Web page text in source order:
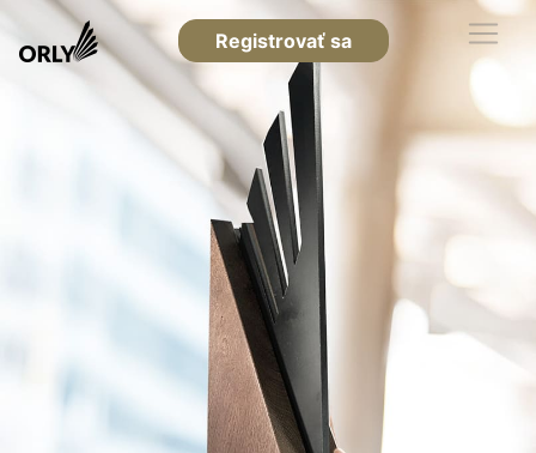
Registrovať sa